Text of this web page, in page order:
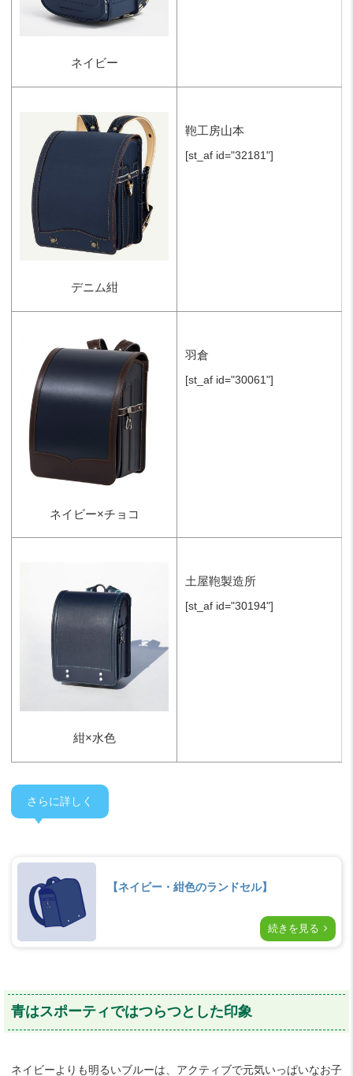
ネイビー
デニム紺
鞄工房山本
[st_af id="32181"]
ネイビー×チョコ
羽倉
[st_af id="30061"]
紺×水色
土屋鞄製造所
[st_af id="30194"]
さらに詳しく
【ネイビー・紺色のランドセル】
続きを見る
青はスポーティではつらつとした印象
ネイビーよりも明るいブルーは、アクティブで元気いっぱいなお子